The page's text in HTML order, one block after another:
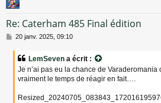
Re: Caterham 485 Final édition
M
20 janv. 2025, 09:10
LemSeven a écrit :
Je n’ai pas eu la chance de
vraiment le temps de réagir en fait….